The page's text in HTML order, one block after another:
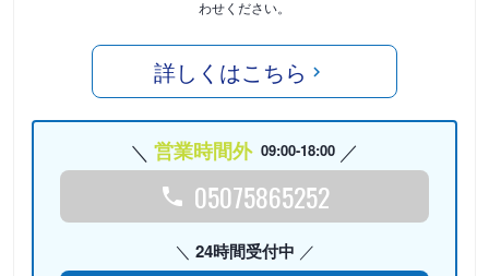
わせください。
詳しくはこちら
営業時間外 09:00-18:00
05075865252
24時間受付中